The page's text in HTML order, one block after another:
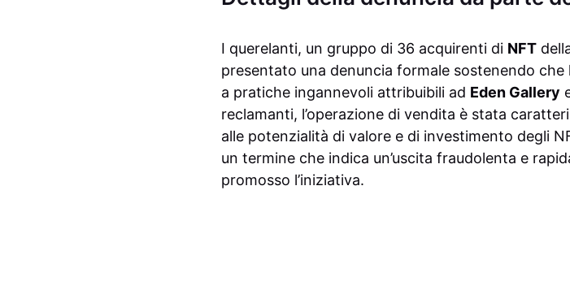
I querelanti, un gruppo di 36 acquirenti di NFT
presentato una denuncia formale sostenendo
a pratiche ingannevoli attribuibili ad Eden Gallery
reclamanti, l’operazione di vendita è stata
alle potenzialità di valore e di investimento degli
un termine che indica un’uscita fraudolenta e
promosso l’iniziativa.